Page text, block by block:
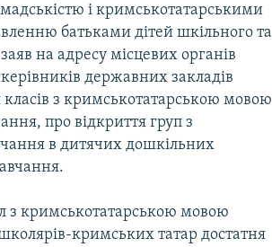
і кримськотатарськими
батьками дітей шкільного та
на адресу місцевих органів
державних закладів
класів з кримськотатарською мовою
про відкриття груп з
в дитячих дошкільних
з кримськотатарською мовою
кримських татар достатня